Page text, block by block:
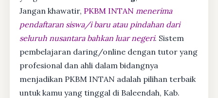
Jangan khawatir, PKBM INTAN menerima
pendaftaran siswa/i baru atau pindahan dari
seluruh nusantara bahkan luar negeri. Sistem
pembelajaran daring/online dengan tutor yang
profesional dan ahli dalam bidangnya
menjadikan PKBM INTAN adalah pilihan terbaik
untuk kamu yang tinggal di Baleendah, Kab.